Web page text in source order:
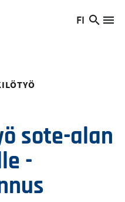
Vaihda
FI
Hae
sote-alan
-